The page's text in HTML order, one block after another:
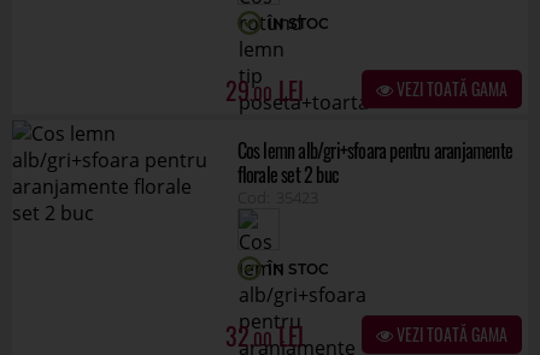
ÎN STOC
29.00 VEZI TOATĂ GAMA
Cos lemn alb/gri+sfoara pentru aranjamente
florale set 2 buc
35423
ÎN STOC
32.00 VEZI TOATĂ GAMA